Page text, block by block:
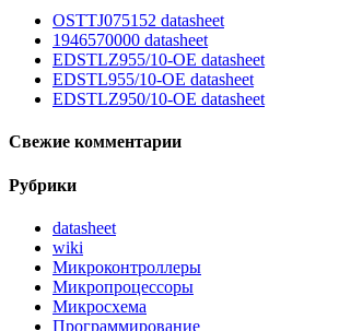
OSTTJ075152 datasheet
1946570000 datasheet
EDSTLZ955/10-OE datasheet
EDSTL955/10-OE datasheet
EDSTLZ950/10-OE datasheet
Свежие комментарии
Рубрики
datasheet
wiki
Микроконтроллеры
Микропроцессоры
Микросхема
Программирование